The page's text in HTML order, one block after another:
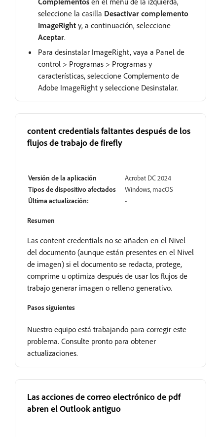
seleccione la casilla Desactivar complemento
ImageRight y, a continuación, seleccione
Aceptar.
Para desinstalar ImageRight, vaya a Panel de
control > Programas > Programas y
características, seleccione Complemento de
Adobe ImageRight y seleccione Desinstalar.
content credentials faltantes después de los
flujos de trabajo de firefly
Versión de la aplicación
Acrobat DC 2024
Tipos de dispositivo afectados
Windows, macOS
Última actualización:
-
Resumen
Las content credentials no se añaden en el Nivel
del documento (aunque están presentes en el Nivel
de imagen) si el documento se redacta, protege,
comprime u optimiza después de usar los flujos de
trabajo generar imagen o relleno generativo.
Pasos siguientes
Nuestro equipo está trabajando para corregir este
problema. Consulte pronto para obtener
actualizaciones.
Las acciones de correo electrónico de pdf
abren el Outlook antiguo